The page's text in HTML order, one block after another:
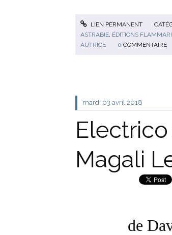
LIEN PERMANENT
ASTRABIE ÉDITIONS
AUTRICE
0 COMMENTAIRE
mardi 03 avril 2018
Magali
de